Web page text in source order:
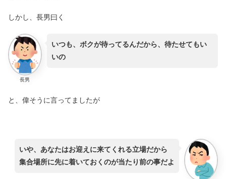
しかし、長男曰く
長男
いつも、ボクが待ってるんだから、待たせてもい
いの
と、偉そうに言ってましたが
いや、あなたはお迎えに来てくれる立場だから
集合場所に先に着いておくのが当たり前の事だよ